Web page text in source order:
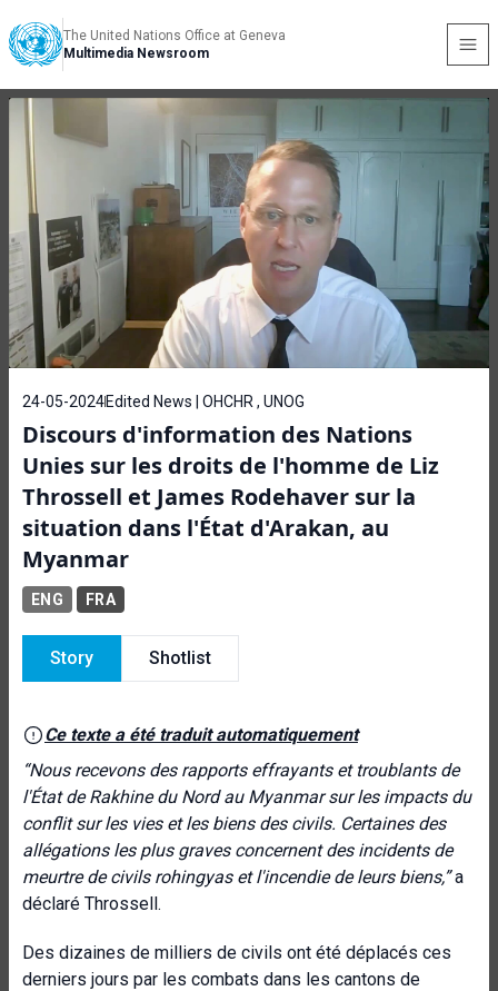
The United Nations Office at Geneva
Multimedia Newsroom
24-05-2024Edited News | OHCHR , UNOG
Discours d'information des Nations
Unies sur les droits de l'homme de Liz
Throssell et James Rodehaver sur la
situation dans l'État d'Arakan, au
Myanmar
ENG FRA
Story Shotlist
Ce texte a été traduit automatiquement
“Nous recevons des rapports effrayants et troublants de
l'État de Rakhine du Nord au Myanmar sur les impacts du
conflit sur les vies et les biens des civils. Certaines des
allégations les plus graves concernent des incidents de
meurtre de civils rohingyas et l'incendie de leurs biens,”a
déclaré Throssell.
Des dizaines de milliers de civils ont été déplacés ces
derniers jours par les combats dans les cantons de